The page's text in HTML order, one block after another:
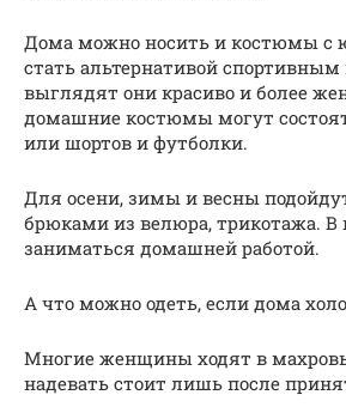
Дома можно носить и костюмы с
стать альтернативой
выглядят они красиво и более
домашние костюмы могут
или шортов и футболки.
Для осени, зимы и весны
брюками из велюра, трикотажа. В
заниматься домашней работой.
А что можно одеть, если дома
Многие женщины ходят в
надевать стоит лишь после